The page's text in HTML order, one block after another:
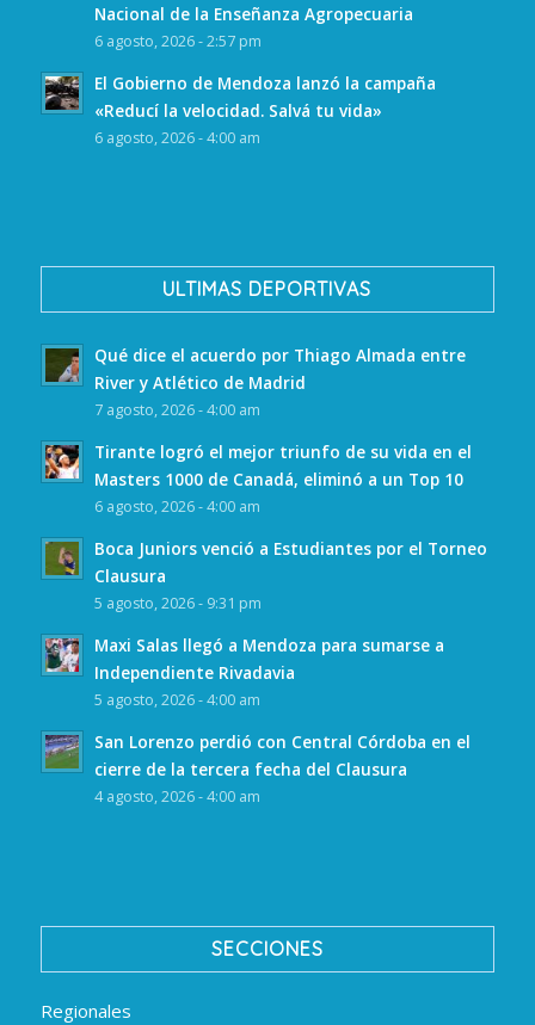
Nacional de la Enseñanza Agropecuaria
6 agosto, 2026 - 2:57 pm
El Gobierno de Mendoza lanzó la campaña
«Reducí la velocidad. Salvá tu vida»
6 agosto, 2026 - 4:00 am
ULTIMAS DEPORTIVAS
Qué dice el acuerdo por Thiago Almada entre
River y Atlético de Madrid
7 agosto, 2026 - 4:00 am
Tirante logró el mejor triunfo de su vida en el
Masters 1000 de Canadá, eliminó a un Top 10
6 agosto, 2026 - 4:00 am
Boca Juniors venció a Estudiantes por el Torneo
Clausura
5 agosto, 2026 - 9:31 pm
Maxi Salas llegó a Mendoza para sumarse a
Independiente Rivadavia
5 agosto, 2026 - 4:00 am
San Lorenzo perdió con Central Córdoba en el
cierre de la tercera fecha del Clausura
4 agosto, 2026 - 4:00 am
SECCIONES
Regionales